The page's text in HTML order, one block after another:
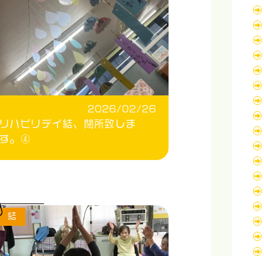
2026/02/26
リハビリデイ結、閉所致しま
す。④
結